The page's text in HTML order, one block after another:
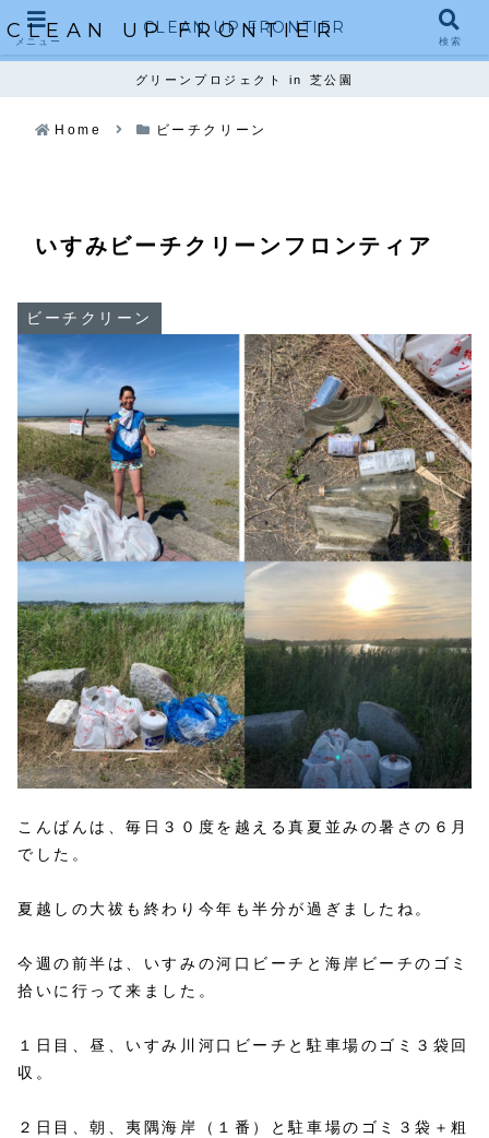
CLEAN UP FRONTIER
グリーンプロジェクト in 芝公園
Home ビーチクリーン
いすみビーチクリーンフロンティア
ビーチクリーン
こんばんは、毎日３０度を越える真夏並みの暑さの６月
でした。
夏越しの大祓も終わり今年も半分が過ぎましたね。
今週の前半は、いすみの河口ビーチと海岸ビーチのゴミ
拾いに行って来ました。
１日目、昼、いすみ川河口ビーチと駐車場のゴミ３袋回
収。
２日目、朝、夷隅海岸（１番）と駐車場のゴミ３袋＋粗
メニュー
CLEAN UP FRONTIER
検索